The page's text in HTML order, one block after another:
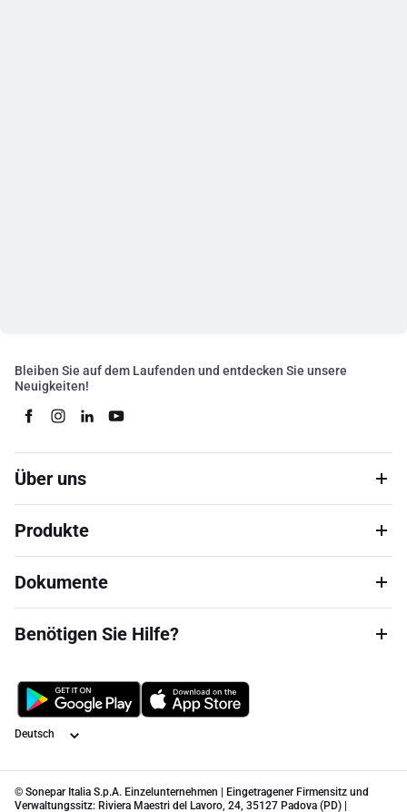
Bleiben Sie auf dem Laufenden und entdecken Sie unsere
Neuigkeiten!
Über uns
Produkte
Dokumente
Benötigen Sie Hilfe?
Sprache
© Sonepar Italia S.p.A. Einzelunternehmen | Eingetragener Firmensitz und
Verwaltungssitz: Riviera Maestri del Lavoro, 24, 35127 Padova (PD) |